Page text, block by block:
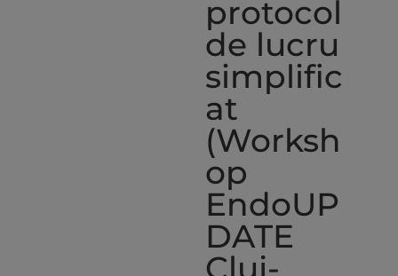
protocol
de lucru
simplific
at
(Worksh
op
EndoUP
DATE
Cluj-